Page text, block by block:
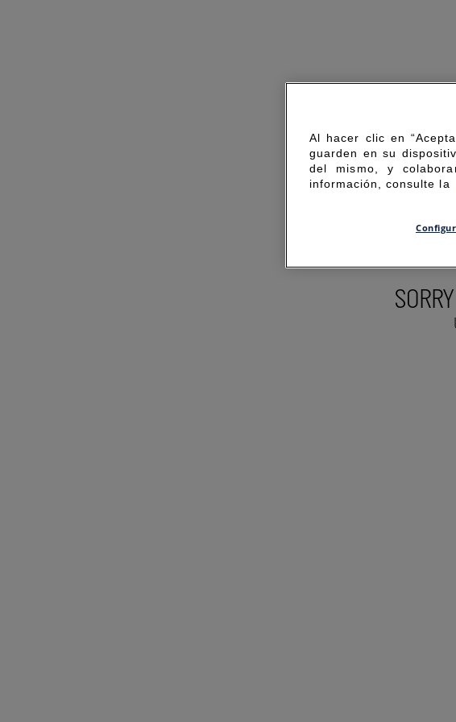
Al hacer clic en
guarden en su
del mismo, y
información, consulte la